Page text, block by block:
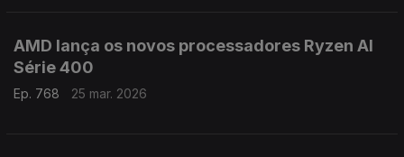
AMD lança os novos processadores Ryzen AI
Série 400
Ep. 768 25 mar. 2026